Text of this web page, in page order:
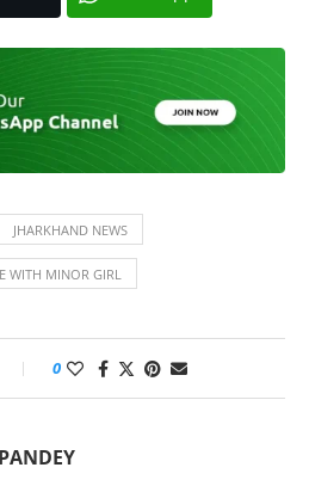
JHARKHAND NEWS
WITH MINOR GIRL
0